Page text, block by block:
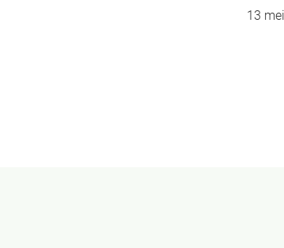
13